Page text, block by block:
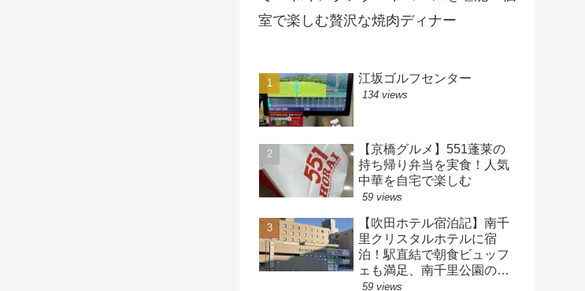
室で楽しむ贅沢な焼肉ディナー
江坂ゴルフセンター
134 views
【京橋グルメ】551蓬莱の
持ち帰り弁当を実食！人気
中華を自宅で楽しむ
59 views
【吹田ホテル宿泊記】南千
里クリスタルホテルに宿
泊！駅直結で朝食ビュッフ
ェも満足、南千里公園の散
策も楽しめるホテル
59 views